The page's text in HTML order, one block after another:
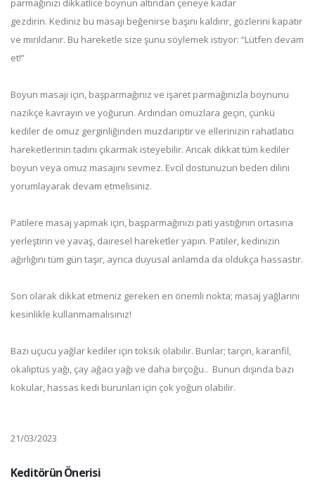
gezdirin. Kediniz bu masajı beğenirse başını kaldırır, gözlerini kapatır
ve mırıldanır. Bu hareketle size şunu söylemek istiyor: “Lütfen devam
et!”
Boyun masajı için, başparmağınız ve işaret parmağınızla boynunu
nazikçe kavrayın ve yoğurun. Ardından omuzlara geçin, çünkü
kediler de omuz gerginliğinden muzdariptir ve ellerinizin rahatlatıcı
hareketlerinin tadını çıkarmak isteyebilir. Ancak dikkat tüm kediler
boyun veya omuz masajını sevmez. Evcil dostunuzun beden dilini
yorumlayarak devam etmelisiniz.
Patilere masaj yapmak için, başparmağınızı pati yastığının ortasına
yerleştirin ve yavaş, dairesel hareketler yapın. Patiler, kedinizin
ağırlığını tüm gün taşır, ayrıca duyusal anlamda da oldukça hassastır.
Son olarak dikkat etmeniz gereken en önemli nokta; masaj yağlarını
kesinlikle kullanmamalısınız!
Bazı uçucu yağlar kediler için toksik olabilir. Bunlar; tarçın, karanfil,
okaliptüs yağı, çay ağacı yağı ve daha birçoğu.. Bunun dışında bazı
kokular, hassas kedi burunları için çok yoğun olabilir.
21/03/2023
Keditörün Önerisi